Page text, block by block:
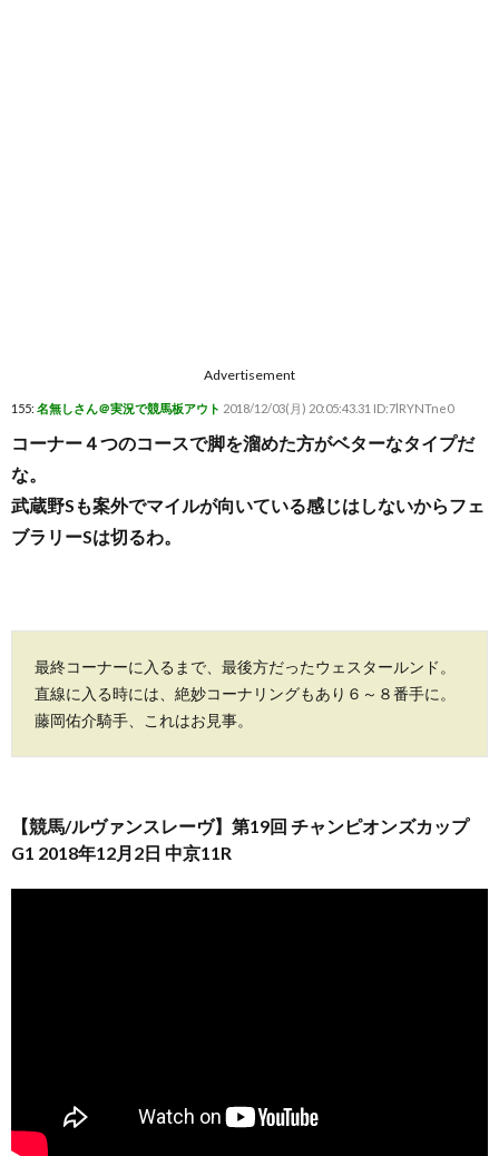
Advertisement
155: 名無しさん＠実況で競馬板アウト 2018/12/03(月) 20:05:43.31 ID:7lRYNTne0
コーナー４つのコースで脚を溜めた方がベターなタイプだ
な。
武蔵野Sも案外でマイルが向いている感じはしないからフェ
ブラリーSは切るわ。
最終コーナーに入るまで、最後方だったウェスタールンド。
直線に入る時には、絶妙コーナリングもあり６～８番手に。
藤岡佑介騎手、これはお見事。
【競馬/ルヴァンスレーヴ】第19回 チャンピオンズカップ
G1 2018年12月2日 中京11R